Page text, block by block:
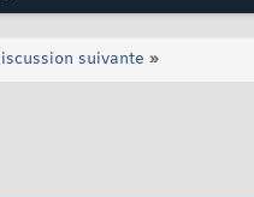
suivante »